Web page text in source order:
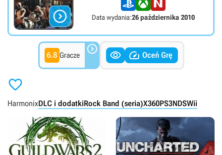
 Data wydania:26 października 2010
6.8 Gracze    Oceń Grę

HarmonixDLC i dodatkiRock Band (seria)X360PS3NDSWii